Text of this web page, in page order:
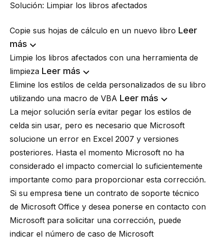
Solución: Limpiar los libros afectados
Copie sus hojas de cálculo en un nuevo libro Leer
más
Limpie los libros afectados con una herramienta de
limpieza Leer más
Elimine los estilos de celda personalizados de su libro
utilizando una macro de VBA Leer más
La mejor solución sería evitar pegar los estilos de
celda sin usar, pero es necesario que Microsoft
solucione un error en Excel 2007 y versiones
posteriores. Hasta el momento Microsoft no ha
considerado el impacto comercial lo suficientemente
importante como para proporcionar esta corrección.
Si su empresa tiene un contrato de soporte técnico
de Microsoft Office y desea ponerse en contacto con
Microsoft para solicitar una corrección, puede
indicar el número de caso de Microsoft